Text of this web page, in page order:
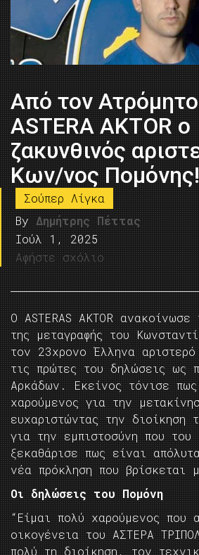
Από τον
ASTERA AKTOR ο
ζακυνθινός
Κων/νος Πομόνης!
Σούπερ Λίγκα
By Δημήτρης Πέττας
Ιούλ 1, 2025
Αφήστε σχόλιο
Ο ASTERAS AKTOR
της μεταγραφής του
τον 23χρονο Έλληνα
τις πρώτες του δηλώσεις ως
Αρκάδων. Εκείνος τόνισε
χαρούμενος για την
ευχαριστώντας την διοίκηση
για την εμπιστοσύνη που του
ξεκαθάρισε πως είναι
νέα πρόκληση που βρίσκεται
Οι δηλώσεις του Πομόνη
“Είμαι πολύ χαρούμενος που
οικογένεια του ΑΣΤΕΡΑ
πολύ τη διοίκηση, τον